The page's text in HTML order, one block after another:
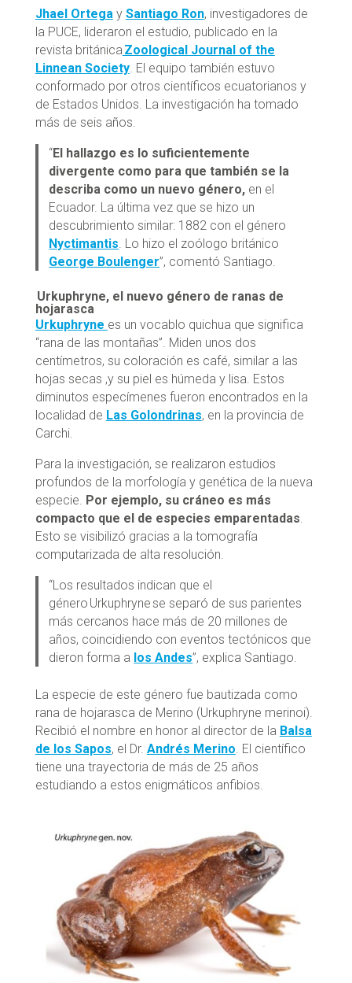
Jhael Ortegay Santiago Ron, investigadores de
la PUCE, lideraron el estudio, publicado en la
revista británica Zoological Journal of the
Linnean Society. El equipo también estuvo
conformado por otros científicos ecuatorianos y
de Estados Unidos. La investigación ha tomado
más de seis años.
“El hallazgo es lo suficientemente
divergente como para que también se la
describa como un nuevo género, en el
Ecuador. La última vez que se hizo un
descubrimiento similar: 1882 con el género
Nyctimantis. Lo hizo el zoólogo británico
George Boulenger”, comentó Santiago.
Urkuphryne, el nuevo género de ranas de
hojarasca
Urkuphryne es un vocablo quichua que significa
“rana de las montañas”. Miden unos dos
centímetros, su coloración es café, similar a las
hojas secas ,y su piel es húmeda y lisa. Estos
diminutos especímenes fueron encontrados en la
localidad de Las Golondrinas, en la provincia de
Carchi.
Para la investigación, se realizaron estudios
profundos de la morfología y genética de la nueva
especie. Por ejemplo, su cráneo es más
compacto que el de especies emparentadas
Esto se visibilizó gracias a la tomografía
computarizada de alta resolución.
“Los resultados indican que el
género Urkuphryne se separó de sus parientes
más cercanos hace más de 20 millones de
años, coincidiendo con eventos tectónicos que
dieron forma a los Andes”, explica Santiago.
La especie de este género fue bautizada como
rana de hojarasca de Merino (Urkuphryne merinoi).
Recibió el nombre en honor al director de la Balsa
de los Sapos, el Dr. Andrés Merino. El científico
tiene una trayectoria de más de 25 años
estudiando a estos enigmáticos anfibios.